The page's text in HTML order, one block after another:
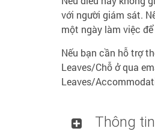
với người giám sát.
một ngày làm việc
Nếu bạn cần hỗ trợ
Leaves/Chỗ ở qua
Leaves/
Thông